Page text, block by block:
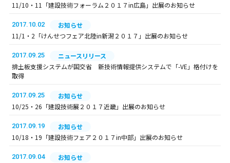
11/10・11「建設技術フォーラム２０１７in広島」出展のお知らせ
2017.10.02
お知らせ
11/1・2「けんせつフェア北陸in新潟２０１７」出展のお知らせ
2017.09.25
ニュースリリース
排土板支援システムが国交省 新技術情報提供システムで「-VE」格付けを
取得
2017.09.25
お知らせ
10/25・26「建設技術展２０１７近畿」出展のお知らせ
2017.09.19
お知らせ
10/18・19「建設技術フェア２０１７in中部」出展のお知らせ
2017.09.04
お知らせ